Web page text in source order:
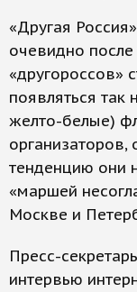
«Другая
очевидно после
«другороссов»
появляться
желто-белые)
организаторов,
тенденцию они
«маршей
Москве и
Пресс-
интервью